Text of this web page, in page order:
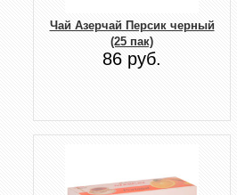
Чай Азерчай Персик черный
(25 пак)
86 руб.